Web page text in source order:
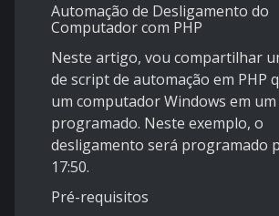
Automação de Desligamento do
Computador com PHP
Neste artigo, vou compartilhar
de script de automação em PHP
um computador Windows em
programado. Neste exemplo, o
desligamento será programado
17:50.
Pré-requisitos